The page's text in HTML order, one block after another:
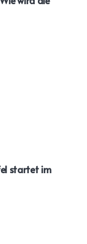
startet im